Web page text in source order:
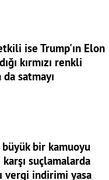
ise Trump'ın Elon
kırmızı renkli
satmayı
bir kamuoyu
suçlamalarda
vergi indirimi yasa